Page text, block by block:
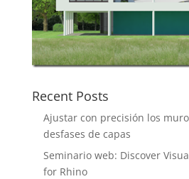
Recent Posts
Ajustar con precisión los
desfases de capas
Seminario web: Discover
for Rhino